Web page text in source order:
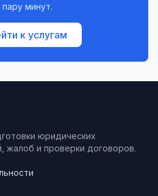
пару минут.
к услугам
юридических
жалоб и проверки договоров.